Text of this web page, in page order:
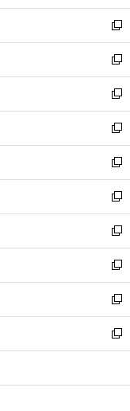
開
く
ウ
で
開
く
ン
ド
ウ
で
開
く
ウ
ィ
ン
ド
ウ
で
開
く
新
し
い
ウ
ィ
ン
ド
ウ
で
開
く
新
し
い
ウ
ィ
ン
ド
ウ
で
開
く
新
し
い
ウ
ィ
ン
ド
ウ
で
開
く
新
し
い
ウ
ィ
ン
ド
ウ
で
開
く
新
し
い
ウ
ィ
ン
ド
ウ
で
開
く
新
し
い
ウ
ィ
ン
ド
ウ
で
開
新
し
い
ウ
ィ
ン
ド
ウ
開
新
し
い
ウ
ィ
ン
ウ
新
し
い
ウ
ン
新
し
ウ